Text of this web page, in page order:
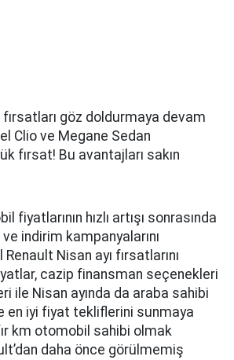
fırsatları göz doldurmaya devam
Clio ve Megane Sedan
fırsat! Bu avantajları sakın
fiyatlarının hızlı artışı sonrasında
indirim kampanyalarını
Nisan ayı fırsatlarını
cazip finansman seçenekleri
ile Nisan ayında da araba sahibi
en iyi fiyat tekliflerini sunmaya
km otomobil sahibi olmak
daha önce görülmemiş